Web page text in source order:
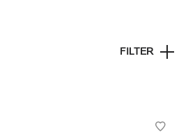
FILTER